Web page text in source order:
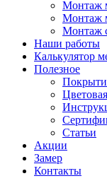
Монтаж
Монтаж
Монтаж
Наши работы
Калькулятор
Полезное
Статьи
Акции
Замер
Контакты